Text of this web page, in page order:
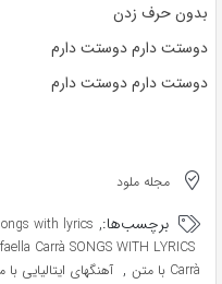
بدون حرف زدن
دوستت دارم دوستت دارم
دوستت دارم دوستت دارم
مجله ملود
برچسب‌ها: with lyrics ,
Carrà SONGS WITH LYRICS
Carrà با متن
, آهنگهای ایتالیایی با